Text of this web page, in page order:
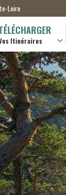
Loire
Itinéraires